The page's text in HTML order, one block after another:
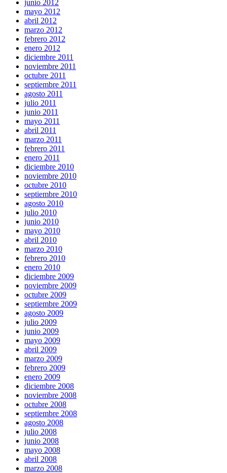
junio 2012
mayo 2012
abril 2012
marzo 2012
febrero 2012
enero 2012
diciembre 2011
noviembre 2011
octubre 2011
septiembre 2011
agosto 2011
julio 2011
junio 2011
mayo 2011
abril 2011
marzo 2011
febrero 2011
enero 2011
diciembre 2010
noviembre 2010
octubre 2010
septiembre 2010
agosto 2010
julio 2010
junio 2010
mayo 2010
abril 2010
marzo 2010
febrero 2010
enero 2010
diciembre 2009
noviembre 2009
octubre 2009
septiembre 2009
agosto 2009
julio 2009
junio 2009
mayo 2009
abril 2009
marzo 2009
febrero 2009
enero 2009
diciembre 2008
noviembre 2008
octubre 2008
septiembre 2008
agosto 2008
julio 2008
junio 2008
mayo 2008
abril 2008
marzo 2008